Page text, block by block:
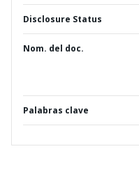
Disclosure Status
Nom. del doc.
Palabras clave